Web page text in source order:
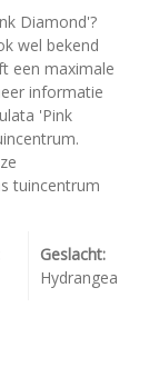
Diamond'?
wel bekend
een maximale
informatie
'Pink
tuincentrum
Geslacht:
Hydrangea